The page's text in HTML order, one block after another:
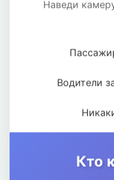
Наведи
Водители
Кто